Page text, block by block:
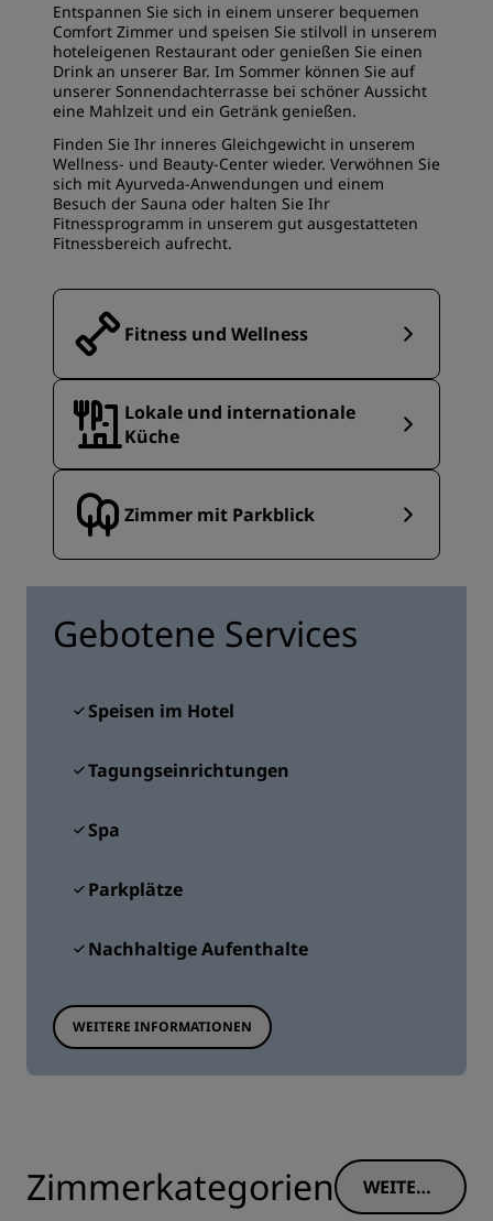
Entspannen Sie sich in einem unserer bequemen
Comfort Zimmer und speisen Sie stilvoll in unserem
hoteleigenen Restaurant oder genießen Sie einen
Drink an unserer Bar. Im Sommer können Sie auf
unserer Sonnendachterrasse bei schöner Aussicht
eine Mahlzeit und ein Getränk genießen.
Finden Sie Ihr inneres Gleichgewicht in unserem
Wellness- und Beauty-Center wieder. Verwöhnen Sie
sich mit Ayurveda-Anwendungen und einem
Besuch der Sauna oder halten Sie Ihr
Fitnessprogramm in unserem gut ausgestatteten
Fitnessbereich aufrecht.
Fitness und Wellness
Lokale und internationale
Küche
Zimmer mit Parkblick
Gebotene Services
Speisen im Hotel
Tagungseinrichtungen
Spa
Parkplätze
Nachhaltige Aufenthalte
WEITERE INFORMATIONEN
Zimmerkategorien
WEITERE
INFORM